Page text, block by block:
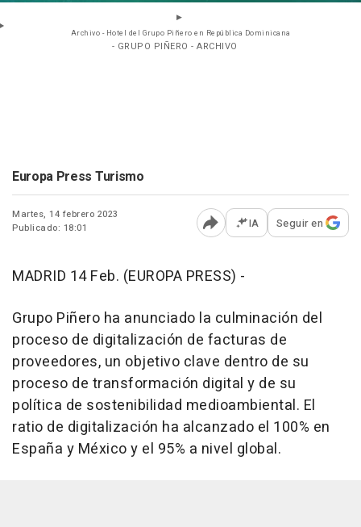
Archivo - Hotel del Grupo Piñero en República Dominicana
- GRUPO PIÑERO - ARCHIVO
Europa Press Turismo
Martes, 14 febrero 2023
Publicado: 18:01
Abrir opciones para
IA Seguir en
MADRID 14 Feb. (EUROPA PRESS) -
Grupo Piñero ha anunciado la culminación del
proceso de digitalización de facturas de
proveedores, un objetivo clave dentro de su
proceso de transformación digital y de su
política de sostenibilidad medioambiental. El
ratio de digitalización ha alcanzado el 100% en
España y México y el 95% a nivel global.